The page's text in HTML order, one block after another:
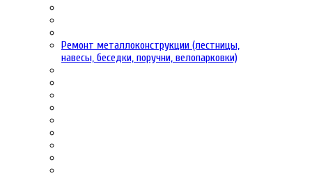
Ремонт металлоконструкции (лестницы,
навесы, беседки, поручни, велопарковки)